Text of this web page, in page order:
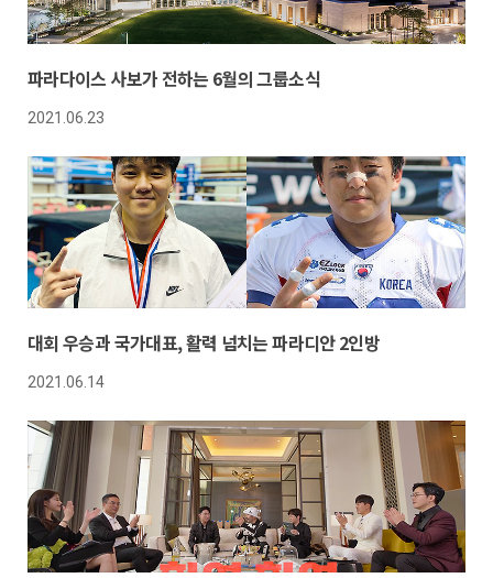
파라다이스 사보가 전하는 6월의 그룹소식
2021.06.23
대회 우승과 국가대표, 활력 넘치는 파라디안 2인방
2021.06.14